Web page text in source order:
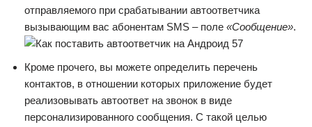
отправляемого при срабатывании автоответчика
вызывающим вас абонентам SMS – поле «Сообщение».
Кроме прочего, вы можете определить перечень
контактов, в отношении которых приложение будет
реализовывать автоответ на звонок в виде
персонализированного сообщения. С такой целью